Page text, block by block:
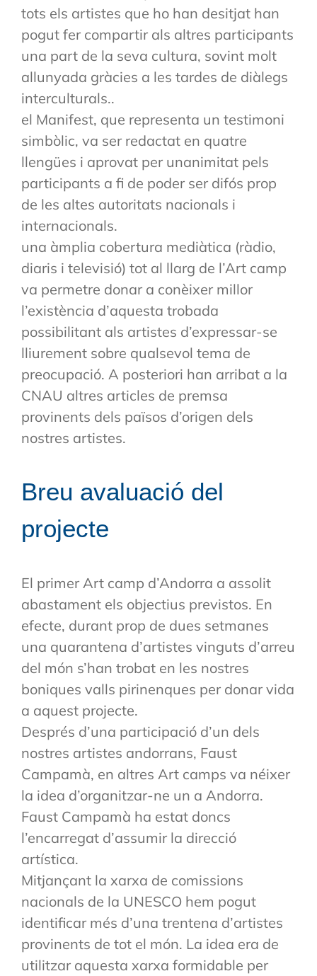
tots els artistes que ho han desitjat han
pogut fer compartir als altres participants
una part de la seva cultura, sovint molt
allunyada gràcies a les tardes de diàlegs
interculturals..
el Manifest, que representa un testimoni
simbòlic, va ser redactat en quatre
llengües i aprovat per unanimitat pels
participants a fi de poder ser difós prop
de les altes autoritats nacionals i
internacionals.
una àmplia cobertura mediàtica (ràdio,
diaris i televisió) tot al llarg de l’Art camp
va permetre donar a conèixer millor
l’existència d’aquesta trobada
possibilitant als artistes d’expressar-se
lliurement sobre qualsevol tema de
preocupació. A posteriori han arribat a la
CNAU altres articles de premsa
provinents dels països d’origen dels
nostres artistes.
Breu avaluació del
projecte
El primer Art camp d’Andorra a assolit
abastament els objectius previstos. En
efecte, durant prop de dues setmanes
una quarantena d’artistes vinguts d’arreu
del món s’han trobat en les nostres
boniques valls pirinenques per donar vida
a aquest projecte.
Després d’una participació d’un dels
nostres artistes andorrans, Faust
Campamà, en altres Art camps va néixer
la idea d’organitzar-ne un a Andorra.
Faust Campamà ha estat doncs
l’encarregat d’assumir la direcció
artística.
Mitjançant la xarxa de comissions
nacionals de la UNESCO hem pogut
identificar més d’una trentena d’artistes
provinents de tot el món. La idea era de
utilitzar aquesta xarxa formidable per